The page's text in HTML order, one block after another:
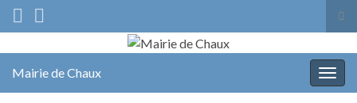
Search for:
Mairie de Chaux